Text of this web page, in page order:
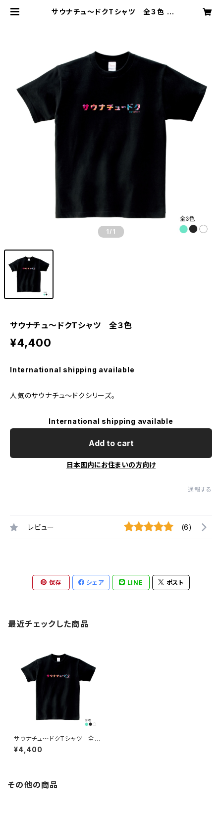
サウナチュ〜ドクTシャツ 全３色 |
1 /1
サウナチュ〜ドクTシャツ 全３色
¥4,400
International shipping available
人気のサウナチュ〜ドクシリーズ。
International shipping available
Add to cart
日本国内にお住まいの方向け
通報する
レビュー (6)
保存 シェア LINE ポスト
最近チェックした商品
サウナチュ〜ドクTシャツ 全３
色
¥4,400
その他の商品